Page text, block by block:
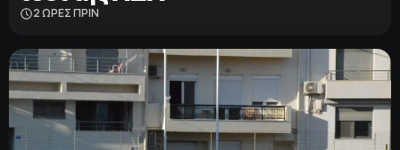
2 ΩΡΕΣ ΠΡΙΝ